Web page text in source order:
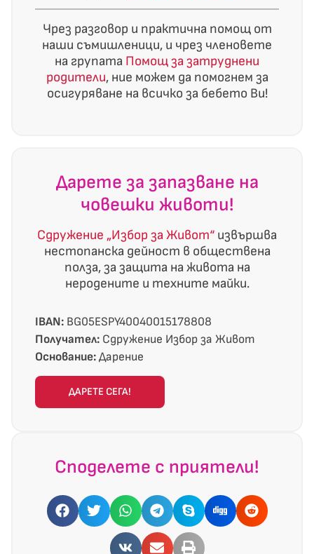
Чрез разговор и практична помощ от
наши съмишленици, и чрез членовете
на групата Помощ за затруднени
родители, ние можем да помогнем за
осигуряване на всичко за бебето Ви!
Дарете за запазване на
човешки животи!
Сдружение „Избор за Живот“ извършва
нестопанска дейност в обществена
полза, за защита на живота на
неродените и техните майки.
IBAN: BG05ESPY40040015178808
Получател: Сдружение Избор за Живот
Основание:Дарение
ДАРЕТЕ СЕГА!
Споделете с приятели!